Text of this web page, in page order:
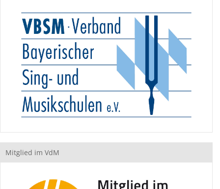
Mitglied im VdM